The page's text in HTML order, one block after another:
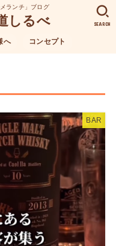
ランチ」ブログ
しるべ
へ コンセプト
SEARCH
BAR